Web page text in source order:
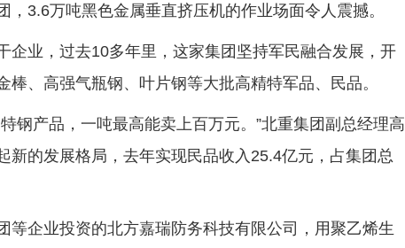
3.6万吨黑色金属垂直挤压机的作业场面令人震撼。
企业，过去10多年里，这家集团坚持军民融合发展，开
、高强气瓶钢、叶片钢等大批高精特军品、民品。
钢产品，一吨最高能卖上百万元。”北重集团副总经理高
新的发展格局，去年实现民品收入25.4亿元，占集团总
等企业投资的北方嘉瑞防务科技有限公司，用聚乙烯生